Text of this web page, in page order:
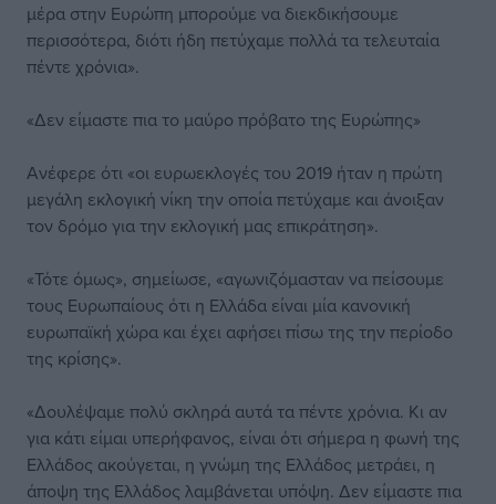
μέρα στην Ευρώπη μπορούμε να διεκδικήσουμε
περισσότερα, διότι ήδη πετύχαμε πολλά τα τελευταία
πέντε χρόνια».
«Δεν είμαστε πια το μαύρο πρόβατο της Ευρώπης»
Ανέφερε ότι «οι ευρωεκλογές του 2019 ήταν η πρώτη
μεγάλη εκλογική νίκη την οποία πετύχαμε και άνοιξαν
τον δρόμο για την εκλογική μας επικράτηση».
«Τότε όμως», σημείωσε, «αγωνιζόμασταν να πείσουμε
τους Ευρωπαίους ότι η Ελλάδα είναι μία κανονική
ευρωπαϊκή χώρα και έχει αφήσει πίσω της την περίοδο
της κρίσης».
«Δουλέψαμε πολύ σκληρά αυτά τα πέντε χρόνια. Κι αν
για κάτι είμαι υπερήφανος, είναι ότι σήμερα η φωνή της
Ελλάδος ακούγεται, η γνώμη της Ελλάδος μετράει, η
άποψη της Ελλάδος λαμβάνεται υπόψη. Δεν είμαστε πια